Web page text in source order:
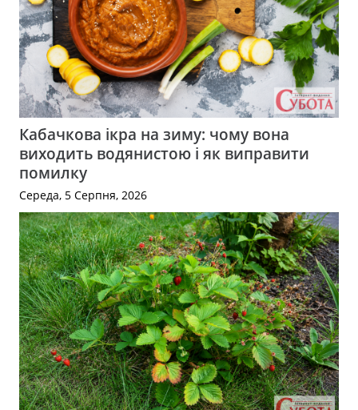
Кабачкова ікра на зиму: чому вона
виходить водянистою і як виправити
помилку
Середа, 5 Серпня, 2026